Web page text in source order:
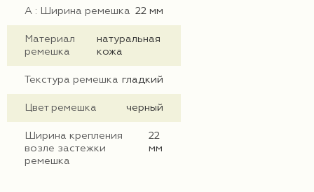
А : Ширина ремешка 22 мм
Материал
ремешка
натуральная
кожа
Текстура ремешка гладкий
Цвет ремешка черный
Ширина крепления
возле застежки
ремешка
22
мм